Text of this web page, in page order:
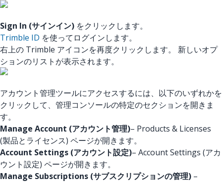
Sign In (サインイン) をクリックします。
Trimble ID を使ってログインします。
右上の Trimble アイコンを再度クリックします。 新しいオプ
ションのリストが表示されます。
アカウント管理ツールにアクセスするには、以下のいずれかを
クリックして、管理コンソールの特定のセクションを開きま
す。
Manage Account (アカウント管理)– Products & Licenses
(製品とライセンス) ページが開きます。
Account Settings (アカウント設定)– Account Settings (アカ
ウント設定) ページが開きます。
Manage Subscriptions (サブスクリプションの管理) –